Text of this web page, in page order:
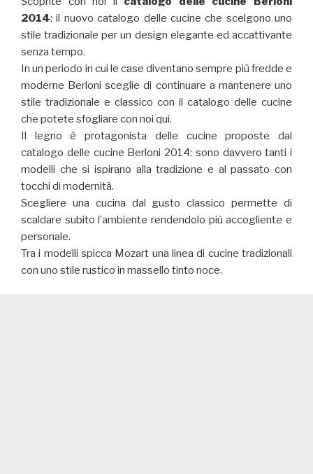
2014: il nuovo catalogo delle cucine che scelgono uno
stile tradizionale per un design elegante ed accattivante
senza tempo.
In un periodo in cui le case diventano sempre più fredde e
moderne Berloni sceglie di continuare a mantenere uno
stile tradizionale e classico con il catalogo delle cucine
che potete sfogliare con noi qui.
Il legno è protagonista delle cucine proposte dal
catalogo delle cucine Berloni 2014: sono davvero tanti i
modelli che si ispirano alla tradizione e al passato con
tocchi di modernità.
Scegliere una cucina dal gusto classico permette di
scaldare subito l’ambiente rendendolo più accogliente e
personale.
Tra i modelli spicca Mozart una linea di cucine tradizionali
con uno stile rustico in massello tinto noce.